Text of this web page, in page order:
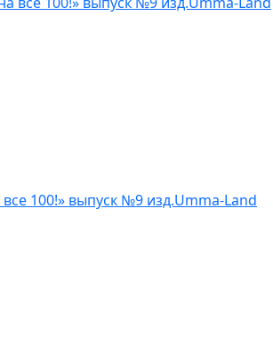
100!» выпуск №9 изд.Umma-Land